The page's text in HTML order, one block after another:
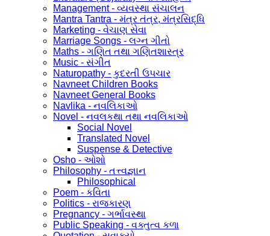
Management - વ્યવસ્થા સંચાલન
Mantra Tantra - મંત્ર તંત્ર, મંત્રસિદ્ધિ
Marketing - વેચાણ સેવા
Marriage Songs - લગ્ન ગીતો
Maths - ગણિત તથા ગણિતશાસ્ત્ર
Music - સંગીત
Naturopathy - કુદરતી ઉપચાર
Navneet Children Books
Navneet General Books
Navlika - નવલિકાઓ
Novel - નવલકથા તથા નવલિકાઓ
Social Novel
Translated Novel
Suspense & Detective
Osho - ઓશો
Philosophy - તત્ત્વજ્ઞાન
Philosophical
Poem - કવિતા
Politics - રાજકારણ
Pregnancy - ગર્ભાવસ્થા
Public Speaking - વક્તુત્વ કળા